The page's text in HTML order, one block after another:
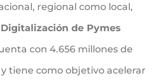
regional como local,
Digitalización de Pymes
con 4.656 millones de
tiene como objetivo acelerar